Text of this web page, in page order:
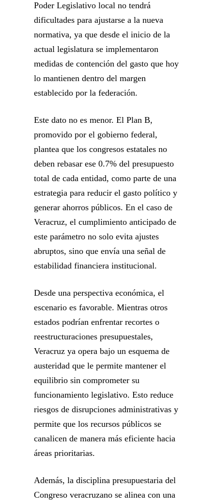
Poder Legislativo local no tendrá
dificultades para ajustarse a la nueva
normativa, ya que desde el inicio de la
actual legislatura se implementaron
medidas de contención del gasto que hoy
lo mantienen dentro del margen
establecido por la federación.
Este dato no es menor. El Plan B,
promovido por el gobierno federal,
plantea que los congresos estatales no
deben rebasar ese 0.7% del presupuesto
total de cada entidad, como parte de una
estrategia para reducir el gasto político y
generar ahorros públicos. En el caso de
Veracruz, el cumplimiento anticipado de
este parámetro no solo evita ajustes
abruptos, sino que envía una señal de
estabilidad financiera institucional.
Desde una perspectiva económica, el
escenario es favorable. Mientras otros
estados podrían enfrentar recortes o
reestructuraciones presupuestales,
Veracruz ya opera bajo un esquema de
austeridad que le permite mantener el
equilibrio sin comprometer su
funcionamiento legislativo. Esto reduce
riesgos de disrupciones administrativas y
permite que los recursos públicos se
canalicen de manera más eficiente hacia
áreas prioritarias.
Además, la disciplina presupuestaria del
Congreso veracruzano se alinea con una